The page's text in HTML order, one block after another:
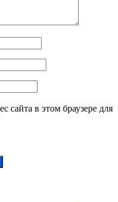
сайта в этом браузере для